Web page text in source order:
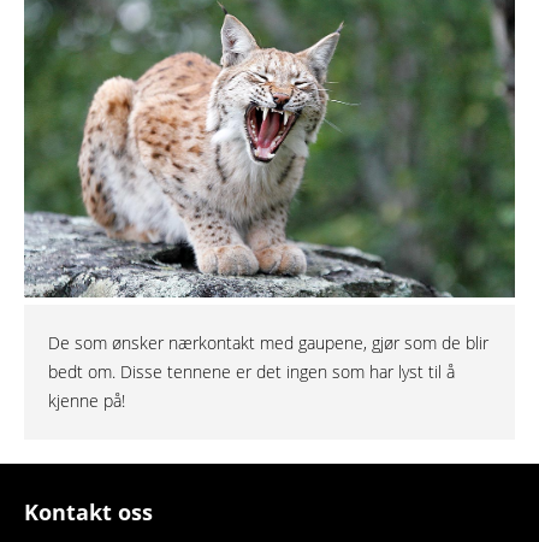
De som ønsker nærkontakt med gaupene, gjør som de blir
bedt om. Disse tennene er det ingen som har lyst til å
kjenne på!
Kontakt oss